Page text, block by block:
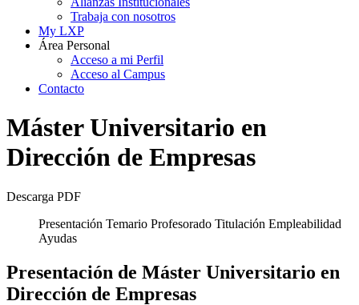
Trabaja con nosotros
My LXP
Área Personal
Acceso a mi Perfil
Acceso al Campus
Contacto
Máster Universitario en
Dirección de Empresas
Descarga PDF
Presentación Temario Profesorado Titulación Empleabilidad
Ayudas
Presentación de Máster Universitario en
Dirección de Empresas